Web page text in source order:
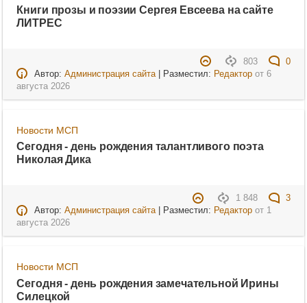
Книги прозы и поэзии Сергея Евсеева на сайте
ЛИТРЕС
803
0
Автор: Администрация сайта| Разместил: Редакторот 6
августа 2026
Новости МСП
Сегодня - день рождения талантливого поэта
Николая Дика
1 848
3
Автор: Администрация сайта| Разместил: Редакторот 1
августа 2026
Новости МСП
Сегодня - день рождения замечательной Ирины
Силецкой